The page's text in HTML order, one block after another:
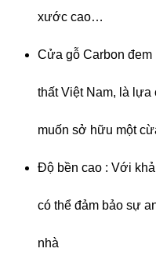
xước cao…
Cửa gỗ Carbon
thất Việt Nam, là
muốn sở hữu một
Độ bền cao : Với
có thể đảm bảo sự
nhà